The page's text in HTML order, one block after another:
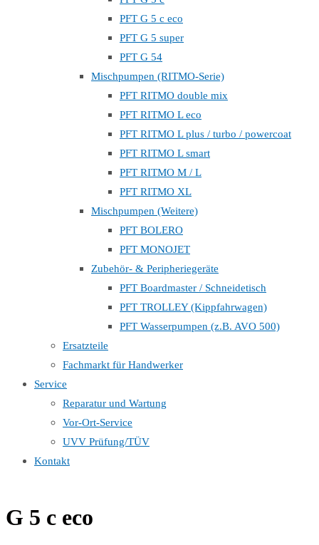
PFT G 5 c eco
PFT G 5 super
PFT G 54
Mischpumpen (RITMO-Serie)
PFT RITMO double mix
PFT RITMO L eco
PFT RITMO L plus / turbo / powercoat
PFT RITMO L smart
PFT RITMO M / L
PFT RITMO XL
Mischpumpen (Weitere)
PFT BOLERO
PFT MONOJET
Zubehör- & Peripheriegeräte
PFT Boardmaster / Schneidetisch
PFT TROLLEY (Kippfahrwagen)
PFT Wasserpumpen (z.B. AVO 500)
Ersatzteile
Fachmarkt für Handwerker
Service
Reparatur und Wartung
Vor-Ort-Service
UVV Prüfung/TÜV
Kontakt
G 5 c eco